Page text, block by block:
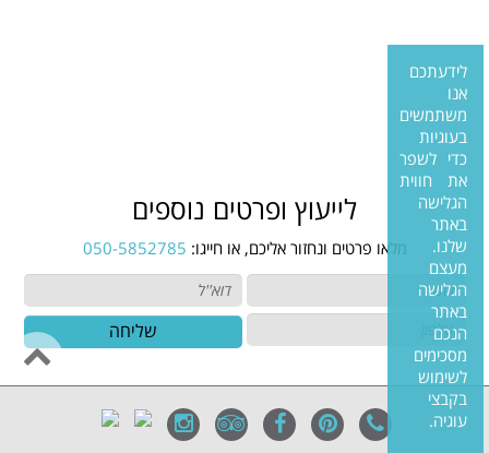
לייעוץ ופרטים נוספים
מלאו פרטים ונחזור אליכם, או חייגו: 050-5852785
שליחה
לידעתכם
אנו
משתמשים
בעוגיות
כדי לשפר
את חווית
הגלישה
באתר
שלנו.
מעצם
הגלישה
באתר
הנכם
מסכימים
לשימוש
בקבצי
עוגיה.